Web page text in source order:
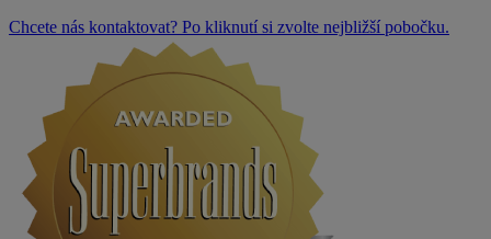
Chcete nás kontaktovat? Po kliknutí si zvolte nejbližší pobočku.